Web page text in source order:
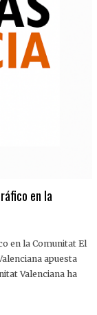
en la
en la Comunitat El
apuesta
Valenciana ha